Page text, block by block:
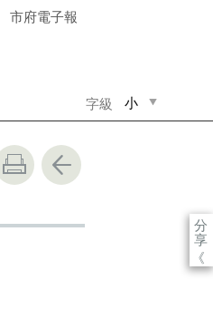
市府電子報
字級 小
分
享
《